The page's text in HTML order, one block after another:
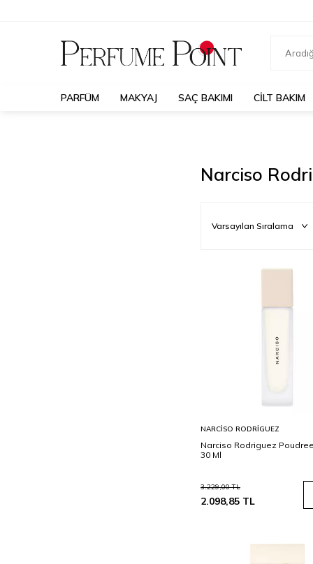
PARFÜM MAKYAJ SAÇ BAKIMI CILT BAKIM
Narciso
Ekle
NARCISO RODRIGUEZ
Narciso Rodriguez
30 Ml
3.229,00TL
2.098,85 TL